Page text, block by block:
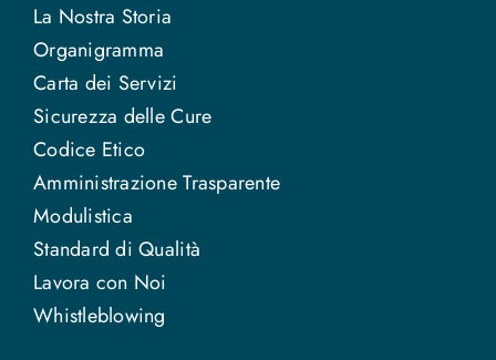
La Nostra Storia
Organigramma
Carta dei Servizi
Sicurezza delle Cure
Codice Etico
Amministrazione Trasparente
Modulistica
Standard di Qualità
Lavora con Noi
Whistleblowing